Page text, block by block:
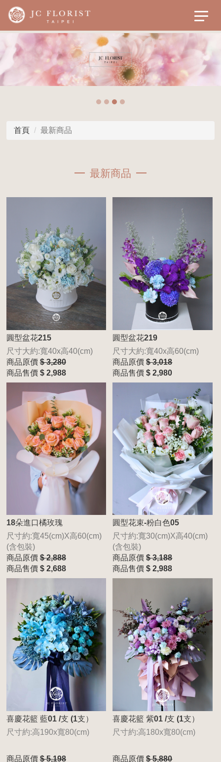
首頁 最新商品
最新商品
圓型盆花215
尺寸大約:寬40x高40(cm)
商品原價 $ 3,280
商品售價 $ 2,988
圓型盆花219
尺寸大約:寬40x高60(cm)
商品原價 $ 3,018
商品售價 $ 2,980
18朵進口橘玫瑰
尺寸約:寬45(cm)X高60(cm)
(含包裝)
商品原價 $ 2,888
商品售價 $ 2,688
圓型花束-粉白色05
尺寸約:寬30(cm)X高40(cm)
(含包裝)
商品原價 $ 3,188
商品售價 $ 2,988
喜慶花籃 藍01 /支 (1支）
尺寸約:高190x寬80(cm)
商品原價 $ 5,198
喜慶花籃 紫01 /支 (1支）
尺寸約:高180x寬80(cm)
商品原價 $ 5,880